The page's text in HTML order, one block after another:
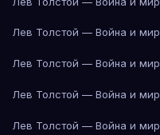
Лев Толстой — Война и мир
Лев Толстой — Война и мир
Лев Толстой — Война и мир
Лев Толстой — Война и мир